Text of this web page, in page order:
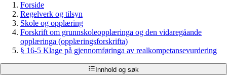
Forside
Regelverk og tilsyn
Skole og opplæring
Forskrift om grunnskoleopplæringa og den vidaregåande
opplæringa (opplæringsforskrifta)
§ 16-5 Klage på gjennomføringa av realkompetansevurdering
Innhold og søk